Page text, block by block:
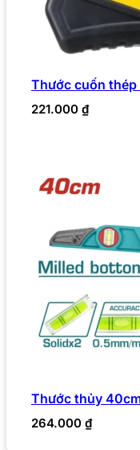
Thước cuốn thép
221.000 ₫
Thước thủy
264.000 ₫